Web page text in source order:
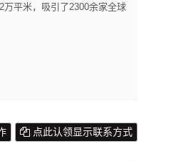
平米，吸引了2300余家全球
点此认领显示联系方式